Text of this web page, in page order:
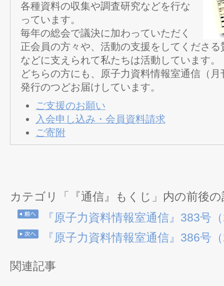
各種資料の収集や調査研究などを行な
っています。
毎年の総会で議決に加わっていただく
正会員の方々や、活動の支援をしてくださ
などに支えられて私たちは活動しています。
どちらの方にも、原子力資料情報室通信（
発行のつどお届けしています。
ご支援のお願い
入会申し込み・会員資料請求
ご寄附
カテゴリ「『通信』もくじ」内の前後の
『原子力資料情報室通信』383号
『原子力資料情報室通信』386号
関連記事